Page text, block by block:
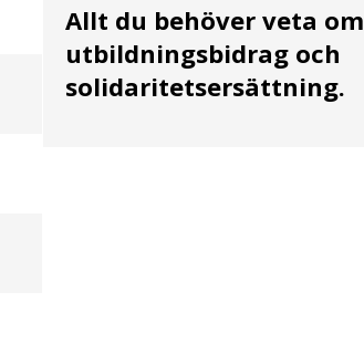
Allt du behöver veta om
utbildningsbidrag och
solidaritetsersättning.